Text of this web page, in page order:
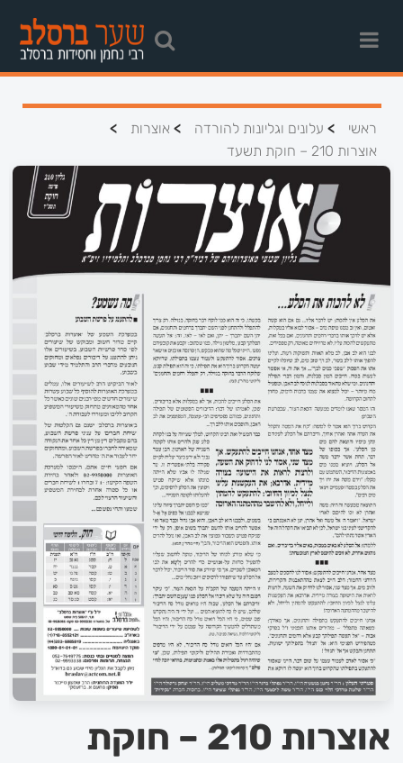
ראשי > עלונים וגליונות להורדה > אוצרות >
אוצרות 210 – חוקת תשעד
אוצרות 210 – חוקת